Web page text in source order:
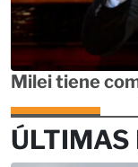
Milei tiene
ÚLTIMAS